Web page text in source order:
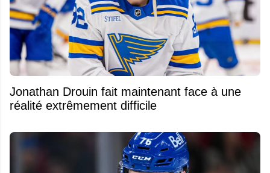
Jonathan Drouin fait maintenant face à une
réalité extrêmement difficile